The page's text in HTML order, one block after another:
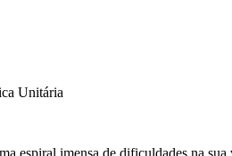
Unitária
espiral imensa de dificuldades na